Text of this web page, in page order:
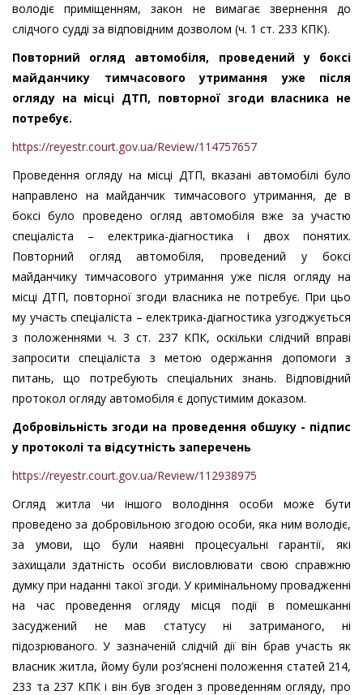
володіє приміщенням, закон не вимагає звернення до
слідчого судді за відповідним дозволом (ч. 1 ст. 233 КПК).
Повторний огляд автомобіля, проведений у боксі
майданчику тимчасового утримання уже після
огляду на місці ДТП, повторної згоди власника не
потребує.
https://reyestr.court.gov.ua/Review/114757657
Проведення огляду на місці ДТП, вказані автомобілі було
направлено на майданчик тимчасового утримання, де в
боксі було проведено огляд автомобіля вже за участю
спеціаліста – електрика-діагностика і двох понятих.
Повторний огляд автомобіля, проведений у боксі
майданчику тимчасового утримання уже після огляду на
місці ДТП, повторної згоди власника не потребує. При цьо
му участь спеціаліста – електрика-діагностика узгоджується
з положеннями ч. 3 ст. 237 КПК, оскільки слідчий вправі
запросити спеціаліста з метою одержання допомоги з
питань, що потребують спеціальних знань. Відповідний
протокол огляду автомобіля є допустимим доказом.
Добровільність згоди на проведення обшуку - підпис
у протоколі та відсутність заперечень
https://reyestr.court.gov.ua/Review/112938975
Огляд житла чи іншого володіння особи може бути
проведено за добровільною згодою особи, яка ним володіє,
за умови, що були наявні процесуальні гарантії, які
захищали здатність особи висловлювати свою справжню
думку при наданні такої згоди. У кримінальному провадженні
на час проведення огляду місця події в помешканні
засуджений не мав статусу ні затриманого, ні
підозрюваного. У зазначеній слідчій дії він брав участь як
власник житла, йому були роз’яснені положення статей 214,
233 та 237 КПК і він був згоден з проведенням огляду, про